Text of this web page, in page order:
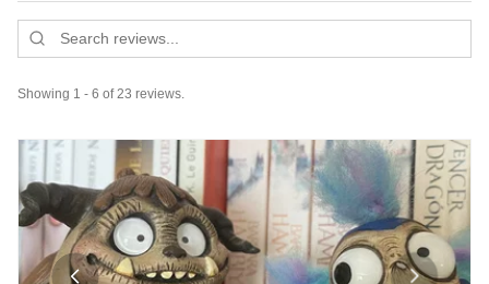
Showing 1 - 6 of 23 reviews.